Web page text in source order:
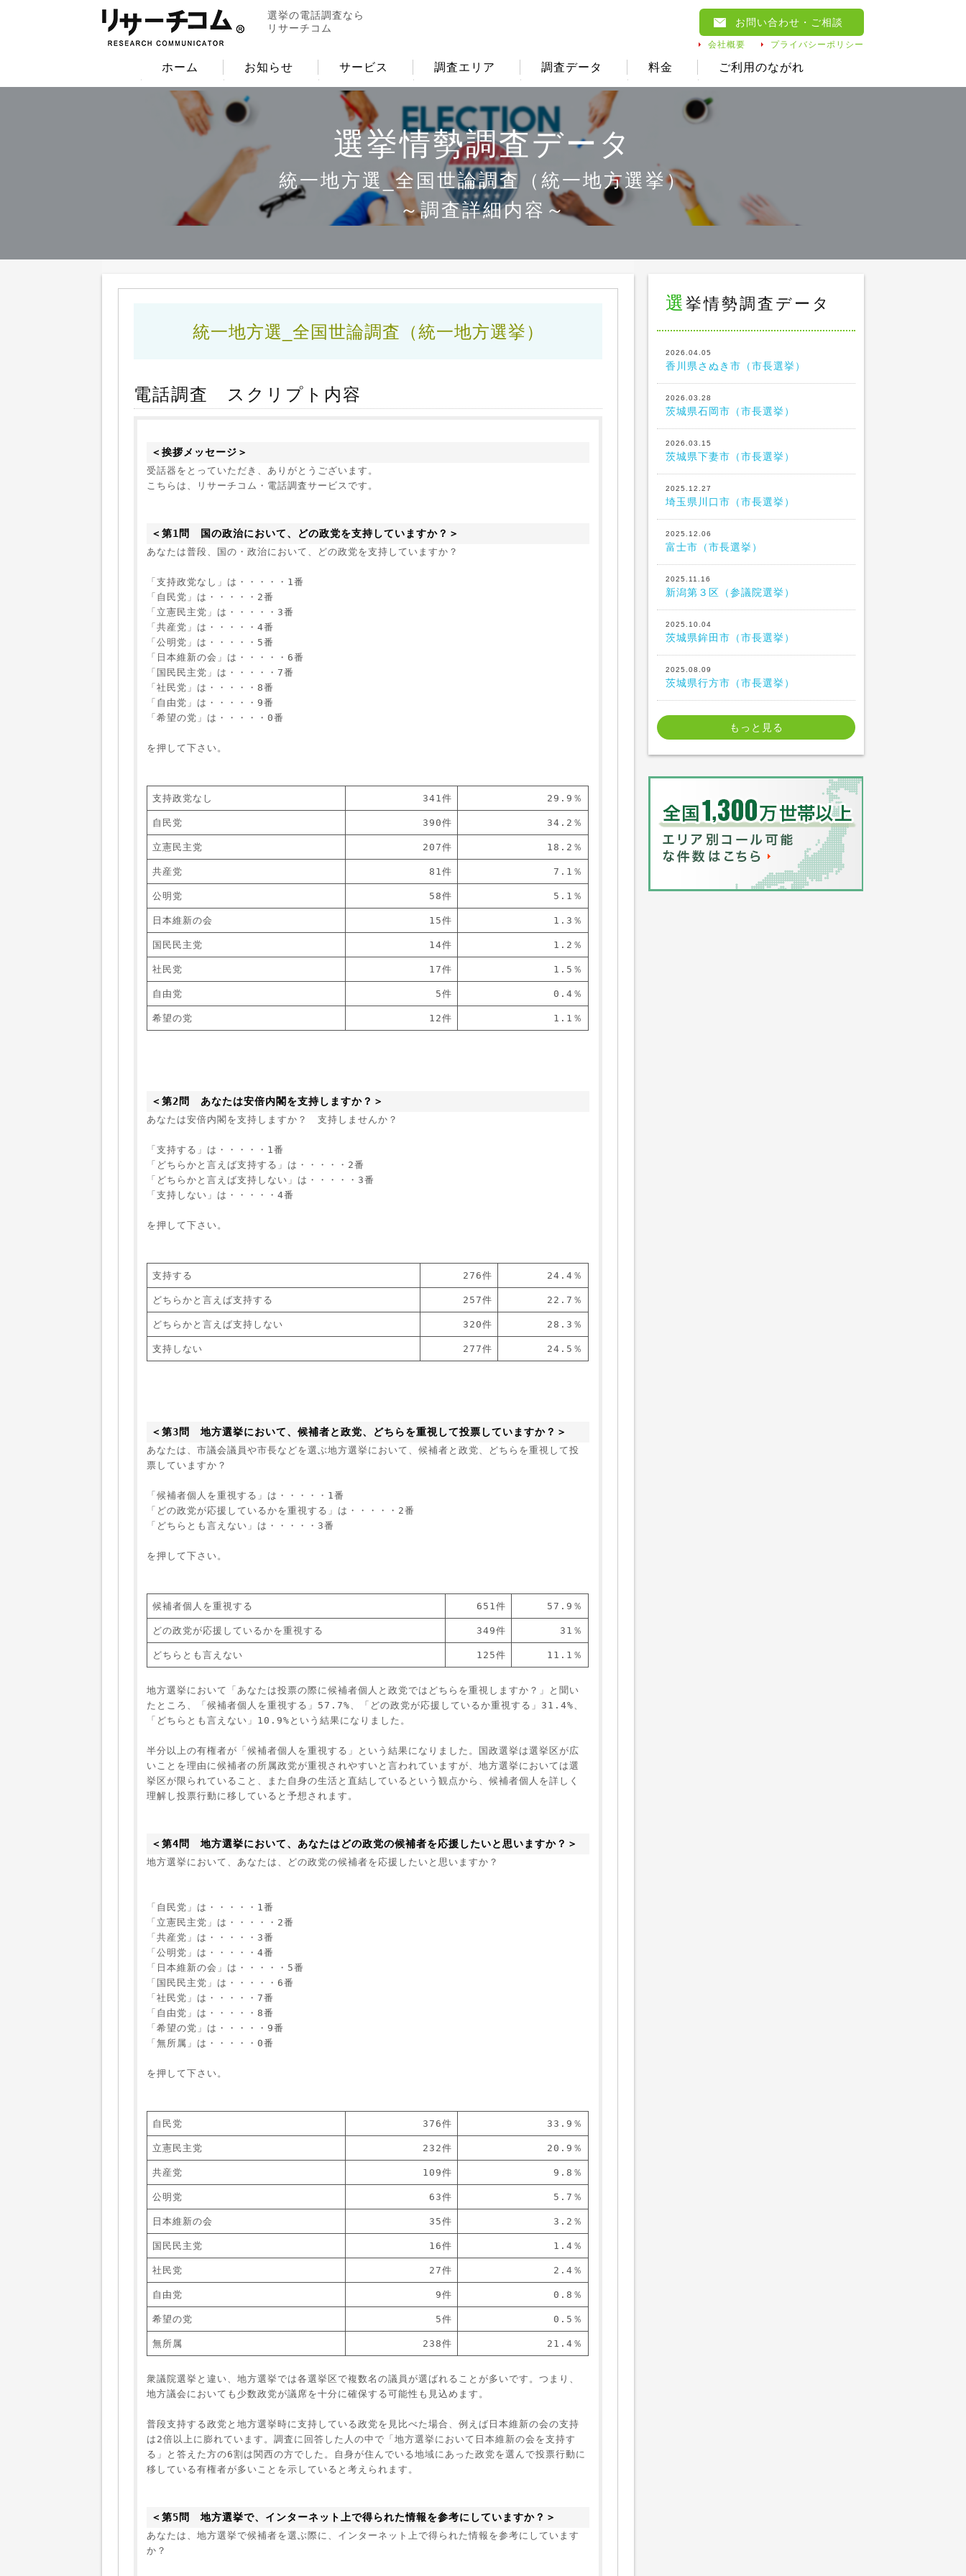
選挙の電話調査なら
リサーチコム
お問い合わせ ・ご相談
会社概要 プライバシーポリシー
ホーム お知らせ サービス 調査エリア 調査データ 料金 ご利用のながれ
選挙情勢調査データ
統一地方選_全国世論調査 （統一地方選挙）
～調査詳細内容～
統一地方選_全国世論調査 （統一地方選挙）
電話調査 スクリプト内容
＜挨拶メッセージ＞
受話器をとっていただき、ありがとうございます。
こちらは、リサーチコム・電話調査サービスです。
＜第1問　国の政治において、どの政党を支持していますか？＞
あなたは普段、国の・政治において、どの政党を支持していますか？
「支持政党なし」は・・・・・1番
「自民党」は・・・・・2番
「立憲民主党」は・・・・・3番
「共産党」は・・・・・4番
「公明党」は・・・・・5番
「日本維新の会」は・・・・・6番
「国民民主党」は・・・・・7番
「社民党」は・・・・・8番
「自由党」は・・・・・9番
「希望の党」は・・・・・0番
を押して下さい。
支持政党なし 341件 29.9％
自民党 390件 34.2％
立憲民主党 207件 18.2％
共産党 81件 7.1％
公明党 58件 5.1％
日本維新の会 15件 1.3％
国民民主党 14件 1.2％
社民党 17件 1.5％
自由党 5件 0.4％
希望の党 12件 1.1％
＜第2問　あなたは安倍内閣を支持しますか？＞
あなたは安倍内閣を支持しますか？　支持しませんか？
「支持する」は・・・・・1番
「どちらかと言えば支持する」は・・・・・2番
「どちらかと言えば支持しない」は・・・・・3番
「支持しない」は・・・・・4番
を押して下さい。
支持する 276件 24.4％
どちらかと言えば支持する 257件 22.7％
どちらかと言えば支持しない 320件 28.3％
支持しない 277件 24.5％
＜第3問　地方選挙において、候補者と政党、どちらを重視して投票していますか？＞
あなたは、市議会議員や市長などを選ぶ地方選挙において、候補者と政党、どちらを重視して投
票していますか？
「候補者個人を重視する」は・・・・・1番
「どの政党が応援しているかを重視する」は・・・・・2番
「どちらとも言えない」は・・・・・3番
を押して下さい。
候補者個人を重視する 651件 57.9％
どの政党が応援しているかを重視する 349件 31％
どちらとも言えない 125件 11.1％
地方選挙において「あなたは投票の際に候補者個人と政党ではどちらを重視しますか？」と聞い
たところ、「候補者個人を重視する」57.7%、「どの政党が応援しているか重視する」31.4%、
「どちらとも言えない」10.9%という結果になりました。
半分以上の有権者が「候補者個人を重視する」という結果になりました。国政選挙は選挙区が広
いことを理由に候補者の所属政党が重視されやすいと言われていますが、地方選挙においては選
挙区が限られていること、また自身の生活と直結しているという観点から、候補者個人を詳しく
理解し投票行動に移していると予想されます。
＜第4問　地方選挙において、あなたはどの政党の候補者を応援したいと思いますか？＞
「自民党」は・・・・・1番
「立憲民主党」は・・・・・2番
「共産党」は・・・・・3番
「公明党」は・・・・・4番
「日本維新の会」は・・・・・5番
「国民民主党」は・・・・・6番
「社民党」は・・・・・7番
「自由党」は・・・・・8番
「希望の党」は・・・・・9番
「無所属」は・・・・・0番
を押して下さい。
自民党 376件 33.9％
立憲民主党 232件 20.9％
共産党 109件 9.8％
公明党 63件 5.7％
日本維新の会 35件 3.2％
国民民主党 16件 1.4％
社民党 27件 2.4％
自由党 9件 0.8％
希望の党 5件 0.5％
無所属 238件 21.4％
衆議院選挙と違い、地方選挙では各選挙区で複数名の議員が選ばれることが多いです。つまり、
地方議会においても少数政党が議席を十分に確保する可能性も見込めます。
普段支持する政党と地方選挙時に支持している政党を見比べた場合、例えば日本維新の会の支持
は2倍以上に膨れています。調査に回答した人の中で「地方選挙において日本維新の会を支持す
る」と答えた方の6割は関西の方でした。自身が住んでいる地域にあった政党を選んで投票行動に
移している有権者が多いことを示していると考えられます。
＜第5問　地方選挙で、インターネット上で得られた情報を参考にしていますか？＞
あなたは、地方選挙で候補者を選ぶ際に、インターネット上で得られた情報を参考にしています
か？
選 挙情勢調査データ
2026.04.05
香川県さぬき市（市長選挙）
2026.03.28
茨城県石岡市（市長選挙）
2026.03.15
茨城県下妻市（市長選挙）
2025.12.27
埼玉県川口市（市長選挙）
2025.12.06
富士市（市長選挙）
2025.11.16
新潟第３区（参議院選挙）
2025.10.04
茨城県鉾田市（市長選挙）
2025.08.09
茨城県行方市（市長選挙）
もっと見る